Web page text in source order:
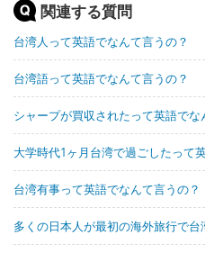
関連する質問
台湾人って英語でなんて言うの？
台湾語って英語でなんて言うの？
シャープが買収されたって英語でな
大学時代1ヶ月台湾で過ごしたって
台湾有事って英語でなんて言うの？
多くの日本人が最初の海外旅行で